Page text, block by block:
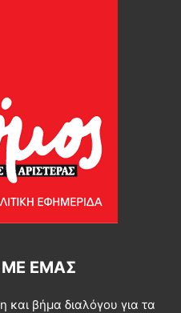
ΜΕ ΕΜΆΣ
βήμα διαλόγου για τα